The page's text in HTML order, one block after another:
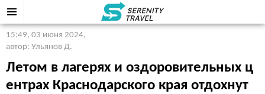
15:49, 03 июня 2024,
автор: Ульянов Д.
Летом в лагерях и оздоровительных ц
ентрах Краснодарского края отдохнут